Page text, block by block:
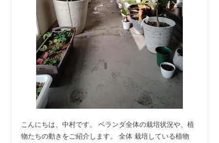
こんにちは、中村です。 ベランダ全体の栽培状況や、植
物たちの動きをご紹介します。 全体 栽培している植物